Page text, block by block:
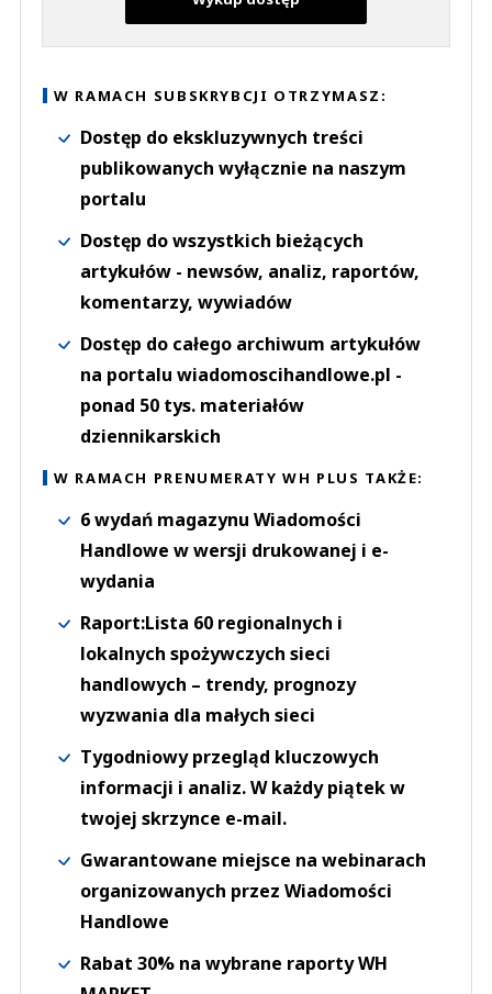
W RAMACH SUBSKRYBCJI OTRZYMASZ:
Dostęp do ekskluzywnych treści
publikowanych wyłącznie na naszym
portalu
Dostęp do wszystkich bieżących
artykułów - newsów, analiz, raportów,
komentarzy, wywiadów
Dostęp do całego archiwum artykułów
na portalu wiadomoscihandlowe.pl -
ponad 50 tys. materiałów
dziennikarskich
W RAMACH PRENUMERATY WH PLUS TAKŻE:
6 wydań magazynu Wiadomości
Handlowe w wersji drukowanej i e-
wydania
Raport:Lista 60 regionalnych i
lokalnych spożywczych sieci
handlowych – trendy, prognozy
wyzwania dla małych sieci
Tygodniowy przegląd kluczowych
informacji i analiz. W każdy piątek w
twojej skrzynce e-mail.
Gwarantowane miejsce na webinarach
organizowanych przez Wiadomości
Handlowe
Rabat 30% na wybrane raporty WH